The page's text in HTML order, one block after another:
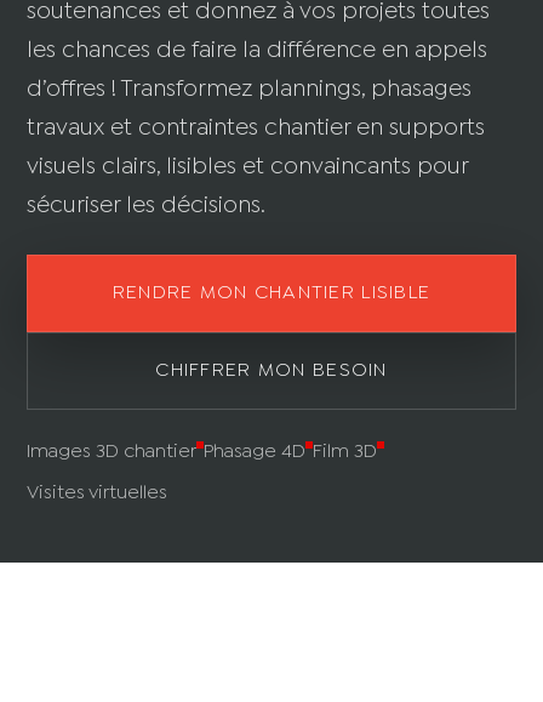
soutenances et donnez à vos projets toutes
les chances de faire la différence en appels
d’offres ! Transformez plannings, phasages
travaux et contraintes chantier en supports
visuels clairs, lisibles et convaincants pour
sécuriser les décisions.
RENDRE MON CHANTIER LISIBLE
CHIFFRER MON BESOIN
Images 3D chantier Phasage 4D Film 3D
Visites virtuelles